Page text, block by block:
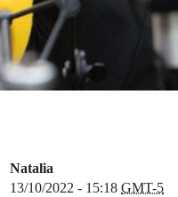
Natalia
13/10/2022 - 15:18 GMT-5